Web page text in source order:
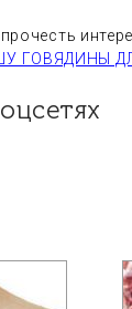
ГОВЯДИНЫ